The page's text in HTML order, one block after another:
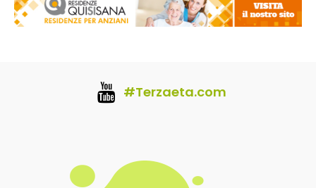
#Terzaeta.com